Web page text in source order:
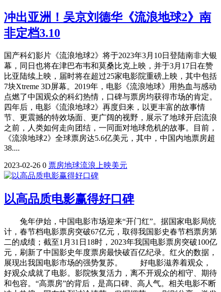
冲出亚洲！吴京刘德华《流浪地球2》南
非定档3.10
国产科幻影片《流浪地球2》将于2023年3月10日登陆南非大银
幕，同日也将在津巴布韦和莫桑比克上映，并于3月17日在赞
比亚陆续上映，届时将在超过25家电影院重磅上映，其中包括
7块Xtreme 3D屏幕。2019年，电影《流浪地球》用热血与感动
点燃了中国观众的科幻热情，口碑与票房均获得市场的肯定。
四年后，电影《流浪地球2》再度归来，以更丰富的故事情
节、更震撼的特效场面、更广阔的视野，展示了地球开启流浪
之前，人类如何走向团结，一同面对地球危机的故事。目前，
《流浪地球2》全球票房达5.6亿美元，其中，中国内地票房超
38....
2023-02-26 0 票房地球流浪 上映美元
以高品质电影赢得好口碑
兔年伊始，中国电影市场迎来“开门红”。据国家电影局统
计，春节档电影票房突破67亿元，取得我国影史春节档票房第
二的成绩；截至1月31日18时，2023年我国电影票房突破100亿
元，刷新了中国影史年度票房最快破百亿纪录。红火的数据，
展现出我国电影市场的强势复苏。 好电影滋养着观众，
好观众成就了电影。影院恢复活力，离不开观众的相守、期待
和包容。“高票房”的背后，是高口碑、高人气。相关电影不断